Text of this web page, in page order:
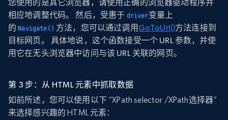
您使用的是其它浏览器，请使用正确的浏览器驱动程序并
相应地调整代码。 然后，受惠于 driver变量上
的Navigate() 方法，您可以通过调用 GoToUrl()方法连接到
目标网页。 具体地说，这个函数接受一个 URL 参数，并使
用它在无头浏览器中访问与该 URL 关联的网页。
第 3 步：从 HTML 元素中抓取数据
如前所述，您可以使用以下 “XPath selector /XPath选择器”
来选择感兴趣的 HTML 元素：